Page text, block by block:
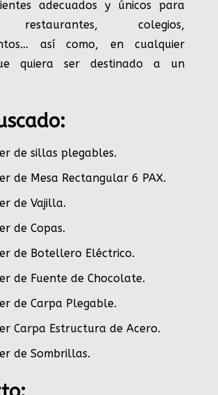
adecuados y únicos para
restaurantes, colegios,
así como, en cualquier
quiera ser destinado a un
de sillas plegables.
de Mesa Rectangular 6 PAX.
de Vajilla.
de Copas.
de Botellero Eléctrico.
de Fuente de Chocolate.
de Carpa Plegable.
Carpa Estructura de Acero.
de Sombrillas.